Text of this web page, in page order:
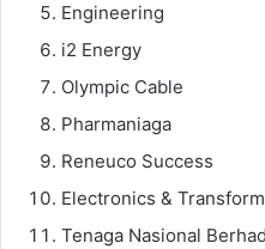
Engineering
i2 Energy
Olympic Cable
Pharmaniaga
Reneuco Success
Electronics &
Tenaga Nasional Berhad